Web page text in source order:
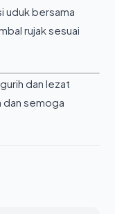
uduk bersama
rujak sesuai
dan lezat
dan semoga